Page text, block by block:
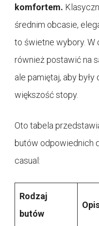
komfortem.
średnim obcasie,
to świetne wybory. W
również postawić na
ale pamiętaj, aby
większość stopy.
Oto tabela
butów odpowiednich
casual:
Rodzaj
butów